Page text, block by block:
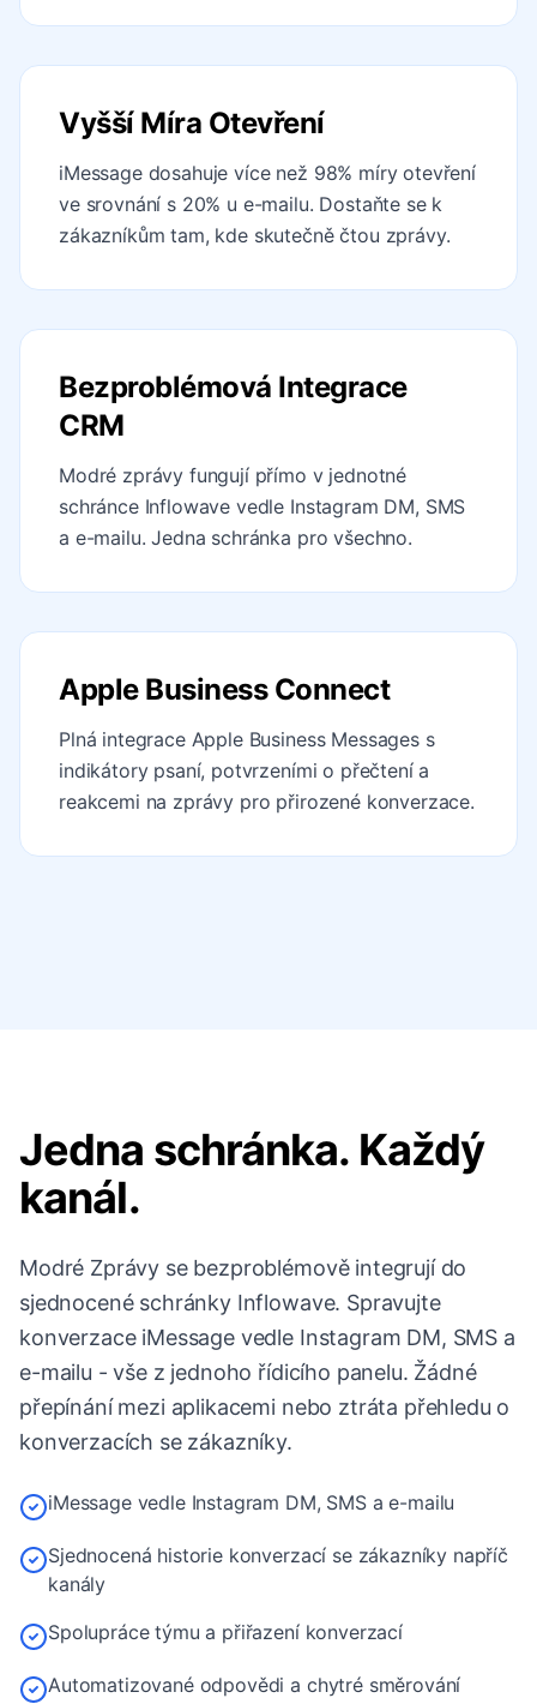
Vyšší Míra Otevření
iMessage dosahuje více než 98% míry otevření
ve srovnání s 20% u e-mailu. Dostaňte se k
zákazníkům tam, kde skutečně čtou zprávy.
Bezproblémová Integrace
CRM
Modré zprávy fungují přímo v jednotné
schránce Inflowave vedle Instagram DM, SMS
a e-mailu. Jedna schránka pro všechno.
Apple Business Connect
Plná integrace Apple Business Messages s
indikátory psaní, potvrzeními o přečtení a
reakcemi na zprávy pro přirozené konverzace.
Jedna schránka. Každý
kanál.
Modré Zprávy se bezproblémově integrují do
sjednocené schránky Inflowave. Spravujte
konverzace iMessage vedle Instagram DM, SMS a
e-mailu - vše z jednoho řídicího panelu. Žádné
přepínání mezi aplikacemi nebo ztráta přehledu o
konverzacích se zákazníky.
iMessage vedle Instagram DM, SMS a e-mailu
Sjednocená historie konverzací se zákazníky napříč
kanály
Spolupráce týmu a přiřazení konverzací
Automatizované odpovědi a chytré směrování